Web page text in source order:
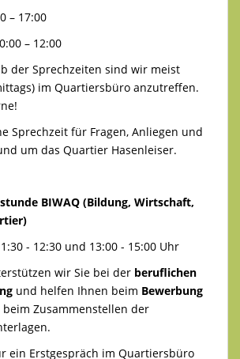
– 17:00
– 12:00
der Sprechzeiten sind wir meist
im Quartiersbüro anzutreffen.
Sprechzeit für Fragen, Anliegen und
um das Quartier Hasenleiser.
BIWAQ (Bildung, Wirtschaft,
- 12:30 und 13:00 - 15:00 Uhr
wir Sie bei der beruflichen
und helfen Ihnen beim Bewerbung
beim Zusammenstellen der
ein Erstgespräch im Quartiersbüro